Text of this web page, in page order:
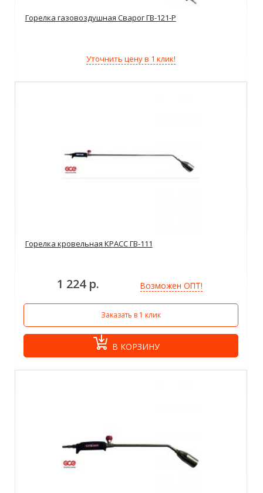
Горелка газовоздушная Сварог ГВ-121-Р
Уточнить цену в 1 клик!
Горелка кровельная КРАСС ГВ-111
1 224 р. Возможен ОПТ!
Заказать в 1 клик
В КОРЗИНУ